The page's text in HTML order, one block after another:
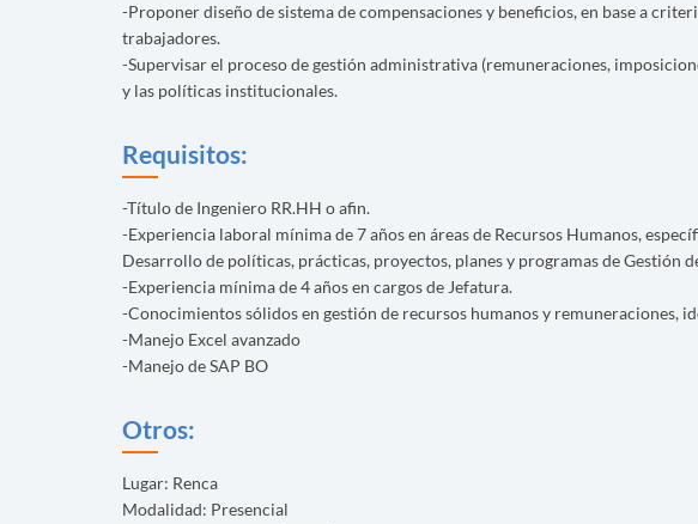
-Proponer diseño de sistema de compensaciones y beneficios, en base a
trabajadores.
-Supervisar el proceso de gestión administrativa (remuneraciones,
y las políticas institucionales.
Requisitos:
-Título de Ingeniero RR.HH o afin.
-Experiencia laboral mínima de 7 años en áreas de Recursos Humanos,
Desarrollo de políticas, prácticas, proyectos, planes y programas de Gestión
-Experiencia mínima de 4 años en cargos de Jefatura.
-Conocimientos sólidos en gestión de recursos humanos y remuneraciones,
-Manejo Excel avanzado
-Manejo de SAP BO
Otros:
Lugar: Renca
Modalidad: Presencial